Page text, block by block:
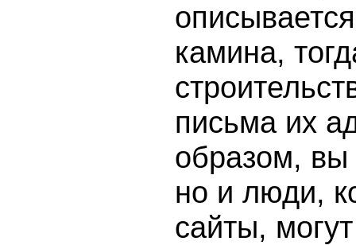
камина,
письма их
образом, вы
но и люди,
сайты,